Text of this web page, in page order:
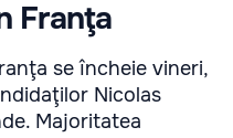
Franţa
se încheie vineri,
Nicolas
Majoritatea